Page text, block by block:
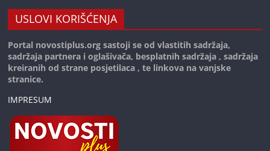
USLOVI KORIŠĆENJA
Portal novostiplus.org sastoji se od vlastitih sadržaja,
sadržaja partnera i oglašivača, besplatnih sadržaja , sadržaja
kreiranih od strane posjetilaca , te linkova na vanjske
stranice.
IMPRESUM